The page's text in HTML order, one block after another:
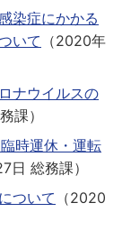
染症にかかる
いて （2020年
ナウイルスの
課）
時運休・運転
日 総務課）
ついて （2020